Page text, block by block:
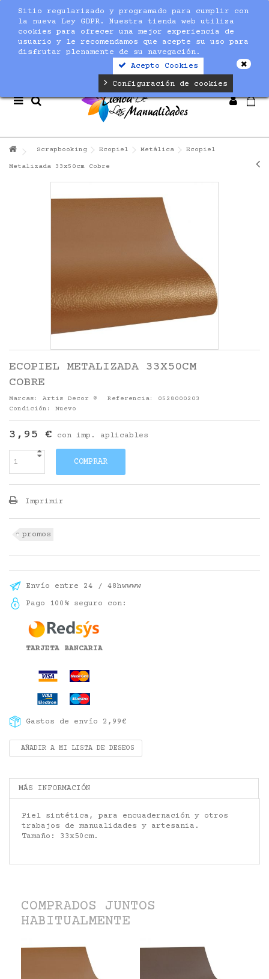
Notice : Undefined index: max_amount in
/home/nuevaltm/public_html/modules/sequracheckout/lib/
on line19
Sitio regularizado y programado para cumplir con
la nueva Ley GDPR. Nuestra tienda web utiliza
cookies para ofrecer una mejor experiencia de
usuario y le recomendamos que acepte su uso para
disfrutar plenamente de su navegación.
Acepto Cookies
Configuración de cookies
Scrapbooking Ecopiel Metálica Ecopiel
Metalizada 33x50cm Cobre
ECOPIEL METALIZADA 33X50CM
COBRE
Marcas: Artis Decor ® Referencia:
0528000203
Condición:
Nuevo
3,95 € con imp. aplicables
COMPRAR
Imprimir
promos
Envío entre 24 / 48hwwww
Pago 100% seguro con:
TARJETA BANCARIA
Gastos de envío 2,99€
AÑADIR A MI LISTA DE DESEOS
MÁS INFORMACIÓN
Piel sintética, para encuadernación y otros
trabajos de manualidades y artesania.
Tamaño: 33x50cm.
COMPRADOS JUNTOS
HABITUALMENTE